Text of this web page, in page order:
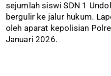
sejumlah siswi SDN 1
bergulir ke jalur hukum.
oleh aparat kepolisian
Januari 2026.